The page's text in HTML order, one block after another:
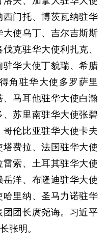
门托、博茨瓦纳驻华
使乌丁、吉尔吉斯斯
克驻华大使利扎克、
华大使丁貌瑞、希腊
角驻华大使多罗萨里
马耳他驻华大使白瀚
苏里南驻华大使张碧
伦比亚驻华大使卡夫
费拉、法国驻华大使
索、土耳其驻华大使
洋、布隆迪驻华大使
里纳、圣马力诺驻华
团长庹尧诲。习近平
张明。